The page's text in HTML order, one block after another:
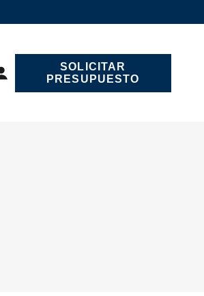
SOLICITAR
PRESUPUESTO